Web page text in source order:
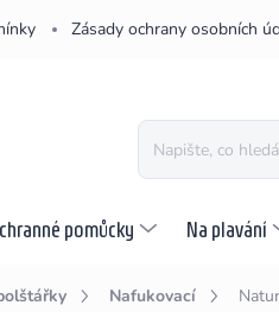
Zásady ochrany osobních
pomůcky Na plavání
Nafukovací